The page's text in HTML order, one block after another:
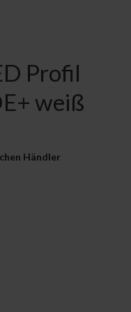
Profil
weiß
Händler